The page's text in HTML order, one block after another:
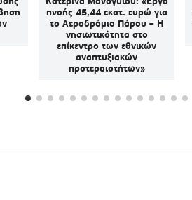
πνοής 45,44 εκατ. ευρώ για
το Αεροδρόμιο Πάρου – Η
νησιωτικότητα στο
επίκεντρο των εθνικών
αναπτυξιακών
προτεραιοτήτων»